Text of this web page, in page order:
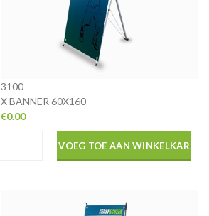
3100
X BANNER 60X160
€0.00
VOEG TOE AAN WINKELKAR